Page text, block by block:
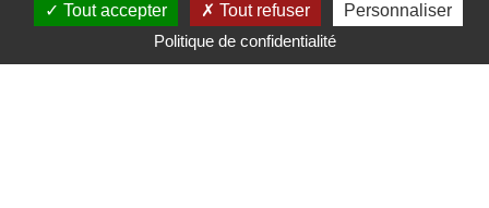
Nos magasins
Tout accepter
Tout refuser
Personnaliser
Politique de confidentialité